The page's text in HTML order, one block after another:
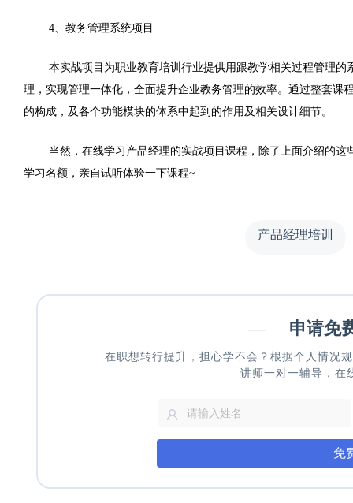
4、教务管理系统项目
本实战项目为职业教育培训行业提供用跟教学相关过程管理
理，实现管理一体化，全面提升企业教务管理的效率。通过整套
的构成，及各个功能模块的体系中起到的作用及相关设计细节。
当然，在线学习产品经理的实战项目课程，除了上面介绍的
学习名额，亲自试听体验一下课程~
产品经理培训
— 申请免
在职想转行提升，担心学不会？根据个人情况
讲师一对一辅导，在
免